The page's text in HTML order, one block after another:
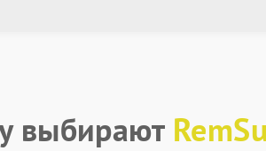
выбирают